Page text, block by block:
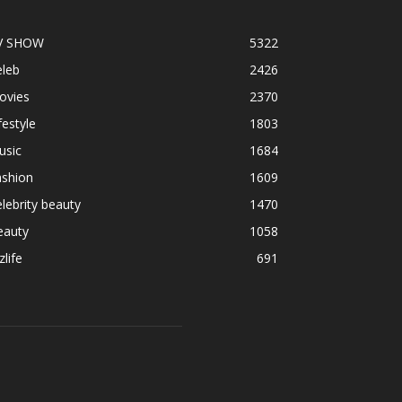
SHOW
5322
2426
2370
1803
1684
1609
beauty
1470
1058
691